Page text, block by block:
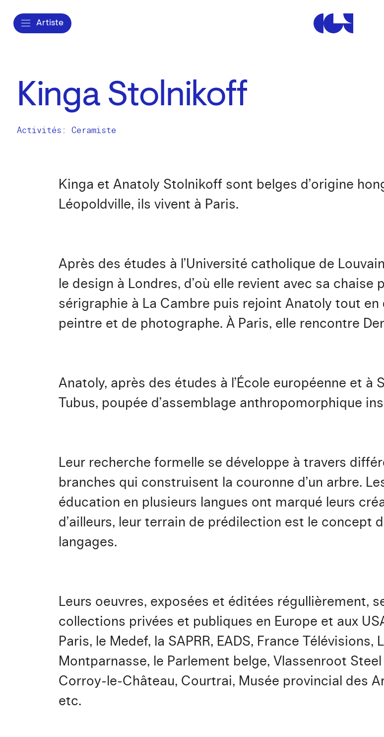
Artiste Centre de la
Kinga Stolnikoff
Activités: Ceramiste
Kinga et Anatoly Stolnikoff sont belges d’origine
Léopoldville, ils vivent à Paris.
Après des études à l’Université catholique de
le design à Londres, d’où elle revient avec sa chaise
sérigraphie à La Cambre puis rejoint Anatoly tout
peintre et de photographe. À Paris, elle rencontre
Anatoly, après des études à l’École européenne et à
Tubus, poupée d’assemblage anthropomorphique
Leur recherche formelle se développe à travers
branches qui construisent la couronne d’un arbre.
éducation en plusieurs langues ont marqué leurs
d’ailleurs, leur terrain de prédilection est le concept
langages.
Leurs oeuvres, exposées et éditées régullièrement,
collections privées et publiques en Europe et aux
Paris, le Medef, la SAPRR, EADS, France
Montparnasse, le Parlement belge, Vlassenroot
Corroy-le-Château, Courtrai, Musée provincial des
etc.